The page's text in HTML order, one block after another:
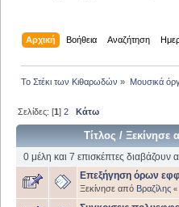
Αρχική Βοήθεια Αναζήτηση
Το Στέκι των Κιθαρωδών » Μουσικά
Σελίδες: [1]2 Κάτω
Τίτλος /Ξεκίνησε
0 μέλη και 7 επισκέπτες διαβάζουν
Eπεξήγηση όρων
Ξεκίνησε από Βραζίλης «